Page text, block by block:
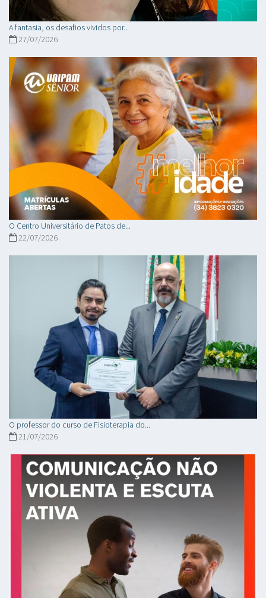
A fantasia, os desafios vividos por...
27/07/2026
O Centro Universitário de Patos de...
22/07/2026
O professor do curso de Fisioterapia do...
21/07/2026